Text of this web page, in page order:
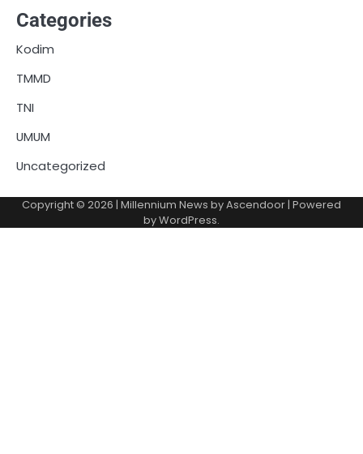
Categories
Kodim
TMMD
TNI
UMUM
Uncategorized
Copyright © 2026 | Millennium News byAscendoor | Powered
byWordPress.